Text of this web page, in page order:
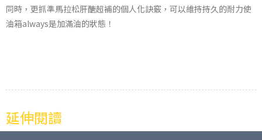
同時，更抓準馬拉松肝醣超補的個人化訣竅，可以維持持久的耐力使
油箱always是加滿油的狀態！
延伸閱讀